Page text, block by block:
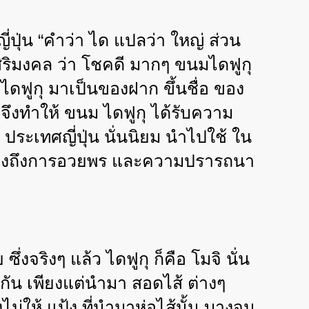
ปุ่น “คำว่า ได แปลว่า ใหญ่ ส่วน
มงคล ว่า โชคดี มากๆ ขนมไดฟูกุ
ดฟูกุ มาเป็นของฝาก ขึ้นชื่อ ของ
งทำให้ ขนม ไดฟูกุ ได้รับความ
ระเทศญี่ปุ่น นั่นนิยม นำไปใช้ ใน
งการอวยพร และความปรารถนา
ซึ่งจริงๆ แล้ว ไดฟูกุ ก็คือ โมจิ นั่น
น เพียงแต่นำมา สอดไส้ ต่างๆ